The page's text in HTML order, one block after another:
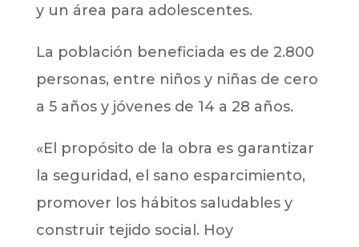
y un área para adolescentes.
La población beneficiada es de 2.800
personas, entre niños y niñas de cero
a 5 años y jóvenes de 14 a 28 años.
«El propósito de la obra es garantizar
la seguridad, el sano esparcimiento,
promover los hábitos saludables y
construir tejido social. Hoy